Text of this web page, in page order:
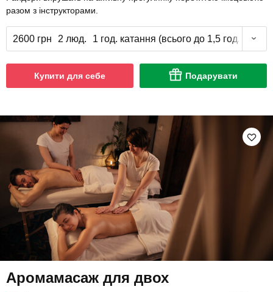
разом з інструкторами.
2600 грн 2 люд. 1 год. катання (всього до 1,5 год.)
Купити для себе Подарувати
Аромамасаж для двох